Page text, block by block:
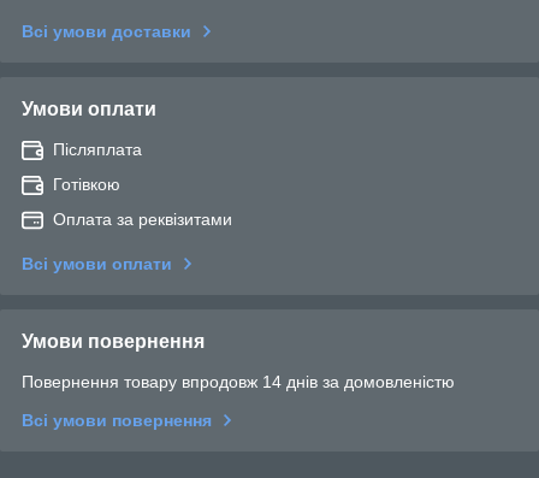
Всі умови доставки
Умови оплати
Післяплата
Готівкою
Оплата за реквізитами
Всі умови оплати
Умови повернення
Повернення товару впродовж 14 днів за домовленістю
Всі умови повернення